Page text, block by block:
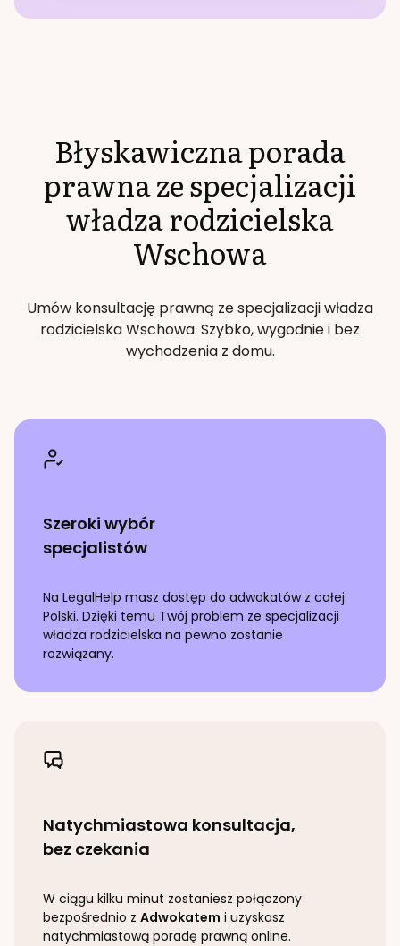
Błyskawiczna porada
prawna ze specjalizacji
władza rodzicielska
Wschowa
Umów konsultację prawną ze specjalizacjiwładza
rodzicielskaWschowa. Szybko, wygodnie i bez
wychodzenia z domu.
Szeroki wybór
specjalistów
Na LegalHelp masz dostęp do adwokatów z całej
Polski. Dzięki temu Twój problem ze specjalizacji
władza rodzicielska na pewno zostanie
rozwiązany.
Natychmiastowa konsultacja,
bez czekania
W ciągu kilku minut zostaniesz połączony
bezpośrednio z Adwokatem i uzyskasz
natychmiastową poradę prawną online.